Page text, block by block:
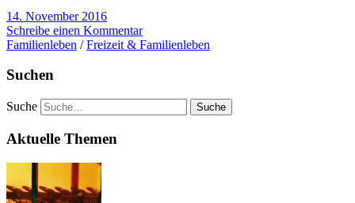
14. November 2016
Schreibe einen Kommentar
Familienleben /Freizeit & Familienleben
Suchen
Suche
Aktuelle Themen